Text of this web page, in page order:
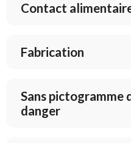
Contact
Fabrication
Sans pictogramme
danger